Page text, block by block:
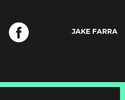
JAKE FARRA